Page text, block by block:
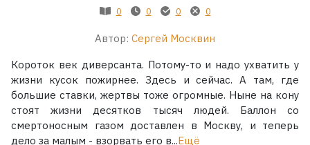
0 0 0 0
Автор: Сергей Москвин
Короток век диверсанта. Потому-то и надо ухватить у
жизни кусок пожирнее. Здесь и сейчас. А там, где
большие ставки, жертвы тоже огромные. Ныне на кону
стоят жизни десятков тысяч людей. Баллон со
смертоносным газом доставлен в Москву, и теперь
дело за малым - взорвать его в...Ещё